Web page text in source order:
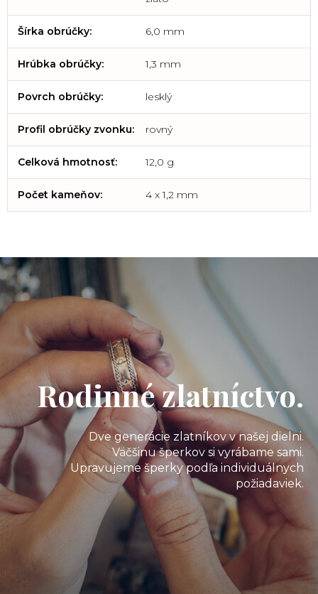
Šírka obrúčky: 6,0 mm
Hrúbka obrúčky: 1,3 mm
Povrch obrúčky: lesklý
Profil obrúčky zvonku: rovný
Celková hmotnosť: 12,0 g
Počet kameňov: 4 x 1,2 mm
Rodinné zlatníctvo.
Dve generácie zlatníkov v našej dielni.
Väčšinu šperkov si vyrábame sami.
Upravujeme šperky podľa individuálnych
požiadaviek.